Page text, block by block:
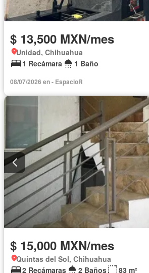
$ 13,500 MXN/mes
Unidad, Chihuahua
1 Recámara
1 Baño
08/07/2026 en - EspacioR
$ 15,000 MXN/mes
Quintas del Sol, Chihuahua
2 Recámaras
2 Baños
83 m²